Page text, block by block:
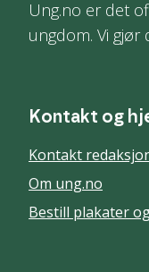
Ung.no er det
ungdom. Vi
Kontakt og
Kontakt
Om ung.no
Bestill plakater